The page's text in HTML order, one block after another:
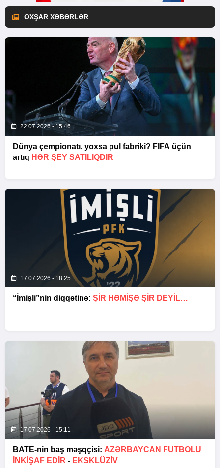
OXŞAR XƏBƏRLƏR
22.07.2026 - 15:46
Dünya çempionatı, yoxsa pul fabriki? FIFA üçün
artıq HƏR ŞEY SATILIQDIR
17.07.2026 - 18:25
“İmişli”nin diqqətinə: ŞIR HƏMIŞƏ ŞIR DEYIL…
17.07.2026 - 15:11
BATE-nin baş məşqçisi: AZƏRBAYCAN FUTBOLU
INKIŞAF EDIR - EKSKLÜZİV